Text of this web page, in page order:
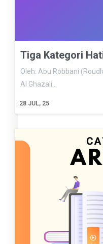
Tiga Kategori
28 JUL, 25
Oleh: Abu Robbani
Al Ghazali…